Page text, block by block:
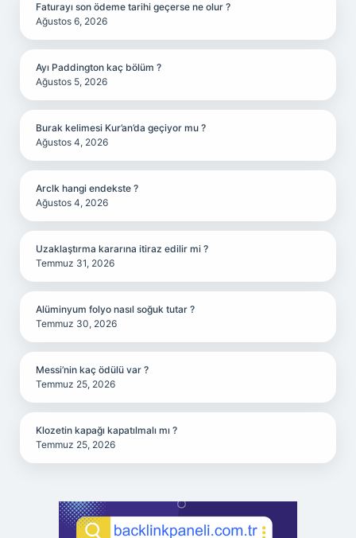
Faturayı son ödeme tarihi geçerse ne olur ?
Ağustos 6, 2026
Ayı Paddington kaç bölüm ?
Ağustos 5, 2026
Burak kelimesi Kur’an’da geçiyor mu ?
Ağustos 4, 2026
Arclk hangi endekste ?
Ağustos 4, 2026
Uzaklaştırma kararına itiraz edilir mi ?
Temmuz 31, 2026
Alüminyum folyo nasıl soğuk tutar ?
Temmuz 30, 2026
Messi’nin kaç ödülü var ?
Temmuz 25, 2026
Klozetin kapağı kapatılmalı mı ?
Temmuz 25, 2026